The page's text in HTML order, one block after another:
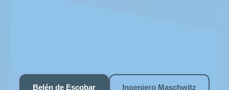
Belén de Escobar Ingeniero Maschwitz